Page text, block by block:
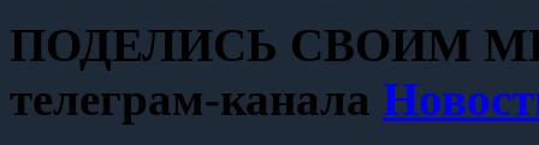
ПОДЕЛИСЬ СВОИМ
телеграм-канала